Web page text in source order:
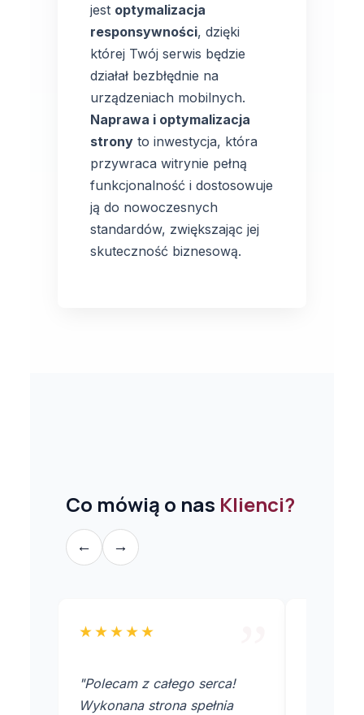
jest optymalizacja
responsywności, dzięki
której Twój serwis będzie
działał bezbłędnie na
urządzeniach mobilnych.
Naprawa i optymalizacja
strony to inwestycja, która
przywraca witrynie pełną
funkcjonalność i dostosowuje
ją do nowoczesnych
standardów, zwiększając jej
skuteczność biznesową.
Co mówią o nas Klienci?
← →
★★★★★
"Polecam z całego serca!
Wykonana strona spełnia